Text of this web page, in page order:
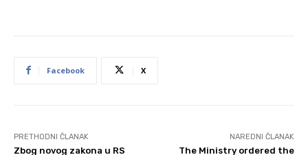
Facebook X
PRETHODNI ČLANAK
Zbog novog zakona u RS
NAREDNI ČLANAK
The Ministry ordered the